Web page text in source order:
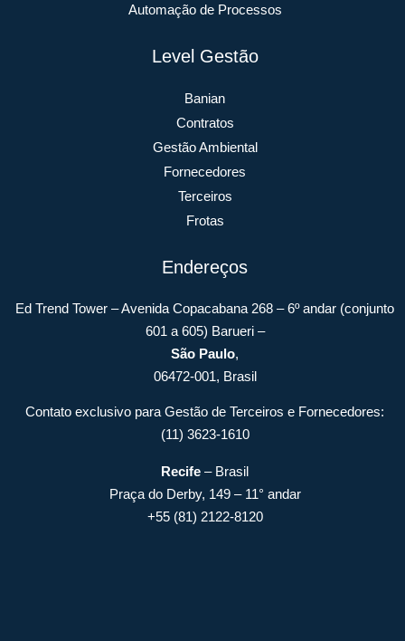
Automação de Processos
Level Gestão
Banian
Contratos
Gestão Ambiental
Fornecedores
Terceiros
Frotas
Endereços
Ed Trend Tower – Avenida Copacabana 268 – 6º andar (conjunto
601 a 605) Barueri –
São Paulo,
06472-001, Brasil
Contato exclusivo para Gestão de Terceiros e Fornecedores:
(11) 3623-1610
Recife – Brasil
Praça do Derby, 149 – 11° andar
+55 (81) 2122-8120